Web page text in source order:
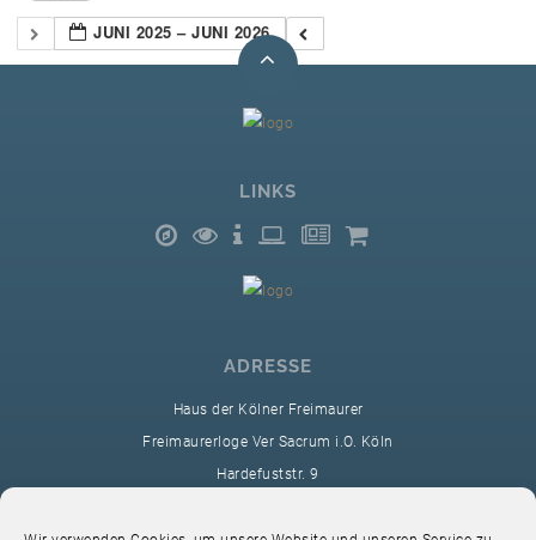
JUNI 2025 – JUNI 2026
LINKS
ADRESSE
Haus der Kölner Freimaurer
Freimaurerloge Ver Sacrum i.O. Köln
Hardefuststr. 9